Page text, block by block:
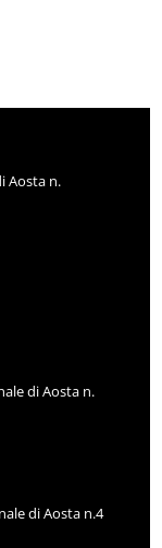
Aosta n.
di Aosta n.
di Aosta n.4